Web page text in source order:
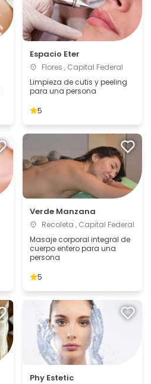
Espacio Eter
Flores , Capital Federal
Limpieza de cutis y peeling
para una persona
5
Verde Manzana
Recoleta , Capital Federal
Masaje corporal integral de
cuerpo entero para una
persona
5
Phy Estetic